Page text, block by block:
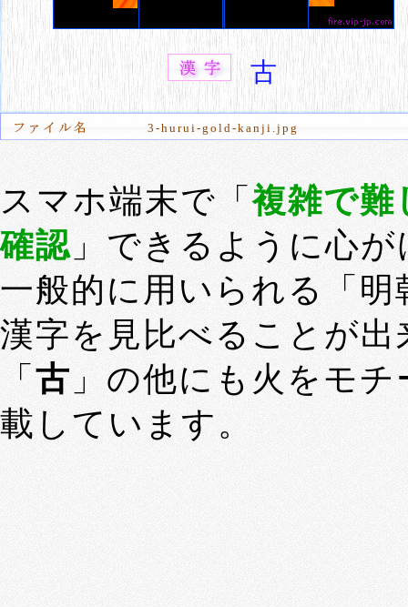
古
3-hurui-gold-kanji.jpg
スマホ端末で「複雑で難
確認 」できるように心
一般的に用いられる「
漢字を見比べることが出
「 古 」の他にも火をモ
載しています。